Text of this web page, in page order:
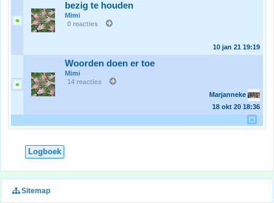
bezig te houden
Mimi
0 reacties
10 jan 21 19:19
Woorden doen er toe
Mimi
14 reacties
Marjanneke
18 okt 20 18:36
Logboek
Sitemap